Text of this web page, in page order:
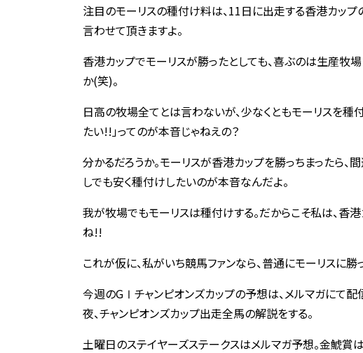
注目のモーリスの種付け料は、11日に出走する香港カッ
言わせて頂きますよ。
香港カップでモーリスが勝ったとしても、喜ぶのは生産牧
か(笑)。
日高の牧場全てとは言わないが、少なくともモーリスを
たい!!｣ってのが本音じゃねえの？
分かるだろうか。モーリスが香港カップを勝っちまったら
しでも安く種付けしたいのが本音なんだよ。
我が牧場でもモーリスは種付けする。だからこそ私は、香
ね!!
これが仮に、私がいち競馬ファンなら、普通にモーリスに勝
今週のGⅠチャンピオンズカップの予想は、メルマガにて配
夜、チャンピオンズカップ出走全馬の解説をする。
土曜日のステイヤーズステークスはメルマガ予想。金鯱賞